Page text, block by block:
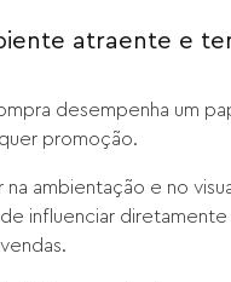
atraente e
desempenha um
promoção.
na ambientação e no
influenciar diretamente